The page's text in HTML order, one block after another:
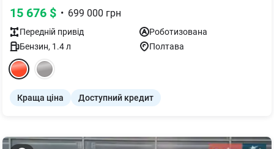
15 676 $ • 699 000 грн
Передній привід
Роботизована
Бензин, 1.4л Полтава
Краща ціна Доступний кредит